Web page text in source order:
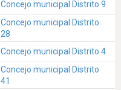
Concejo municipal Distrito 9
Concejo municipal Distrito
28
Concejo municipal Distrito 4
Concejo municipal Distrito
41